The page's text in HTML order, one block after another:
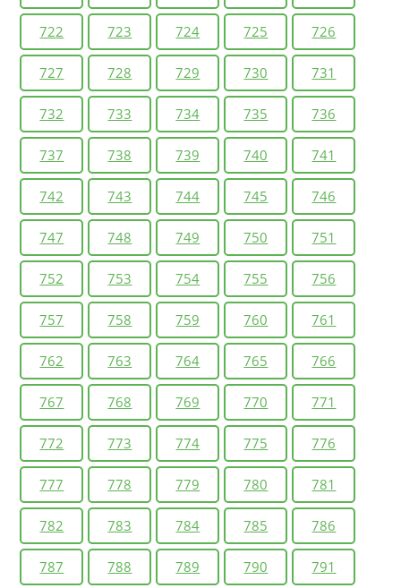
722 723 724 725 726
727 728 729 730 731
732 733 734 735 736
737 738 739 740 741
742 743 744 745 746
747 748 749 750 751
752 753 754 755 756
757 758 759 760 761
762 763 764 765 766
767 768 769 770 771
772 773 774 775 776
777 778 779 780 781
782 783 784 785 786
787 788 789 790 791